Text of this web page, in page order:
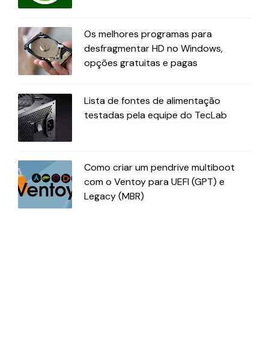
Os melhores programas para
desfragmentar HD no Windows,
opções gratuitas e pagas
Lista de fontes de alimentação
testadas pela equipe do TecLab
Como criar um pendrive multiboot
com o Ventoy para UEFI (GPT) e
Legacy (MBR)